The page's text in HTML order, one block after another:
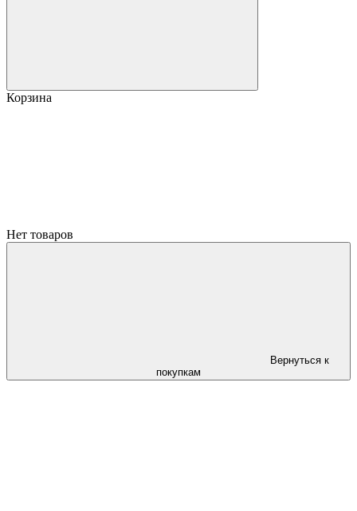
Корзина
Нет товаров
Вернуться к
покупкам